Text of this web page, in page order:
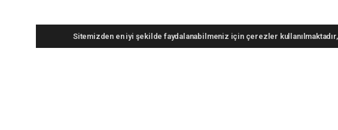
Sitemizden en iyi şekilde faydalanabilmeniz için çerezler